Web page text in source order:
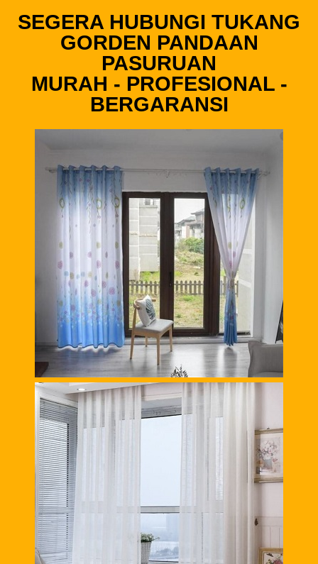
SEGERA HUBUNGI TUKANG
GORDEN PANDAAN
PASURUAN
MURAH - PROFESIONAL -
BERGARANSI